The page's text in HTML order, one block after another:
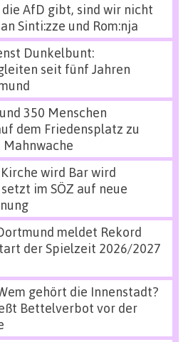
die AfD gibt, sind wir nicht
Sinti:zze und Rom:nja
Dunkelbunt:
seit fünf Jahren
350 Menschen
dem Friedensplatz zu
Mahnwache
Kirche wird Bar wird
im SÖZ auf neue
meldet Rekord
der Spielzeit 2026/2027
gehört die Innenstadt?
Bettelverbot vor der